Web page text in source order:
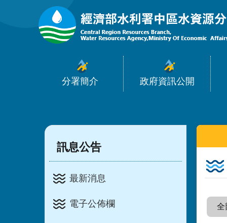
跳到主要內容區塊
分署簡介 政府資訊公開
:::
訊息公告
最新消息
電子公佈欄
:::
全